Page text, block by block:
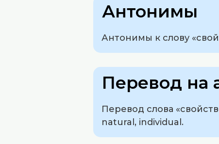
Антонимы
Антонимы к слову
Перевод на
Перевод слова
natural, individual.